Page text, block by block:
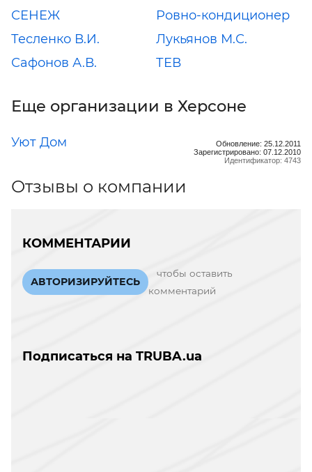
СЕНЕЖ
Ровно-кондиционер
Тесленко В.И.
Лукьянов М.С.
Сафонов А.В.
ТЕВ
Еще организации в Херсоне
Уют Дом
Обновление: 25.12.2011
Зарегистрировано: 07.12.2010
Идентификатор: 4743
Отзывы о компании
КОММЕНТАРИИ
АВТОРИЗИРУЙТЕСЬ
чтобы оставить
комментарий
Подписаться на TRUBA.ua